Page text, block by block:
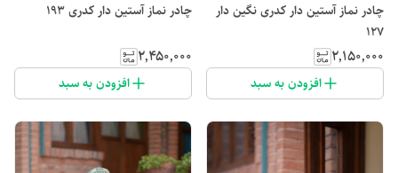
چادر نماز آستین دار کدری نگین دار
127
۲٬۱۵۰٬۰۰۰
افزودن به سبد
چادر نماز آستین دار کدری 193
۲٬۴۵۰٬۰۰۰
افزودن به سبد